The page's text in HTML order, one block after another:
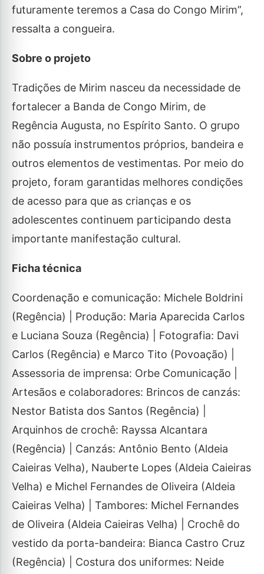
futuramente teremos a Casa do Congo Mirim”,
ressalta a congueira.
Sobre o projeto
Tradições de Mirim nasceu da necessidade de
fortalecer a Banda de Congo Mirim, de
Regência Augusta, no Espírito Santo. O grupo
não possuía instrumentos próprios, bandeira e
outros elementos de vestimentas. Por meio do
projeto, foram garantidas melhores condições
de acesso para que as crianças e os
adolescentes continuem participando desta
importante manifestação cultural.
Ficha técnica
Coordenação e comunicação: Michele Boldrini
(Regência) | Produção: Maria Aparecida Carlos
e Luciana Souza (Regência) | Fotografia: Davi
Carlos (Regência) e Marco Tito (Povoação) |
Assessoria de imprensa: Orbe Comunicação |
Artesãos e colaboradores: Brincos de canzás:
Nestor Batista dos Santos (Regência) |
Arquinhos de crochê: Rayssa Alcantara
(Regência) | Canzás: Antônio Bento (Aldeia
Caieiras Velha), Nauberte Lopes (Aldeia Caieiras
Velha) e Michel Fernandes de Oliveira (Aldeia
Caieiras Velha) | Tambores: Michel Fernandes
de Oliveira (Aldeia Caieiras Velha) | Crochê do
vestido da porta-bandeira: Bianca Castro Cruz
(Regência) | Costura dos uniformes: Neide